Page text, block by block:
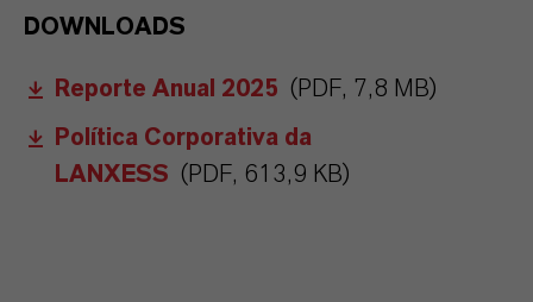
DOWNLOADS
Reporte Anual 2025 (PDF, 7,8 MB)
Política Corporativa da
LANXESS (PDF, 613,9 KB)